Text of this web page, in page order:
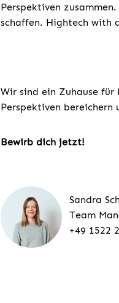
Perspektiven
schaffen. Hightech with
Wir sind ein Zuhause für
Perspektiven bereichern
Bewirb dich jetzt!
Sandra
Team
+49 1522